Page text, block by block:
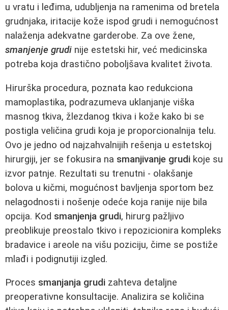
u vratu i leđima, udubljenja na ramenima od bretela
grudnjaka, iritacije kože ispod grudi i nemogućnost
nalaženja adekvatne garderobe. Za ove žene,
smanjenje grudi nije estetski hir, već medicinska
potreba koja drastično poboljšava kvalitet života.
Hirurška procedura, poznata kao redukciona
mamoplastika, podrazumeva uklanjanje viška
masnog tkiva, žlezdanog tkiva i kože kako bi se
postigla veličina grudi koja je proporcionalnija telu.
Ovo je jedno od najzahvalnijih rešenja u estetskoj
hirurgiji, jer se fokusira na smanjivanje grudi koje su
izvor patnje. Rezultati su trenutni - olakšanje
bolova u kičmi, mogućnost bavljenja sportom bez
nelagodnosti i nošenje odeće koja ranije nije bila
opcija. Kod smanjenja grudi, hirurg pažljivo
preoblikuje preostalo tkivo i repozicionira kompleks
bradavice i areole na višu poziciju, čime se postiže
mlađi i podignutiji izgled.
Proces smanjanja grudi zahteva detaljne
preoperativne konsultacije. Analizira se količina